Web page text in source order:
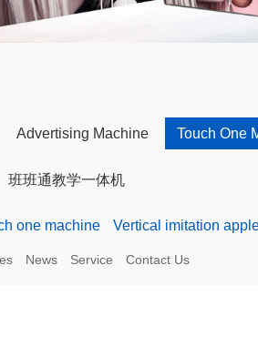
Advertising Machine Touch One
班班通教学一体机
one machine Vertical imitation
News Service Contact Us